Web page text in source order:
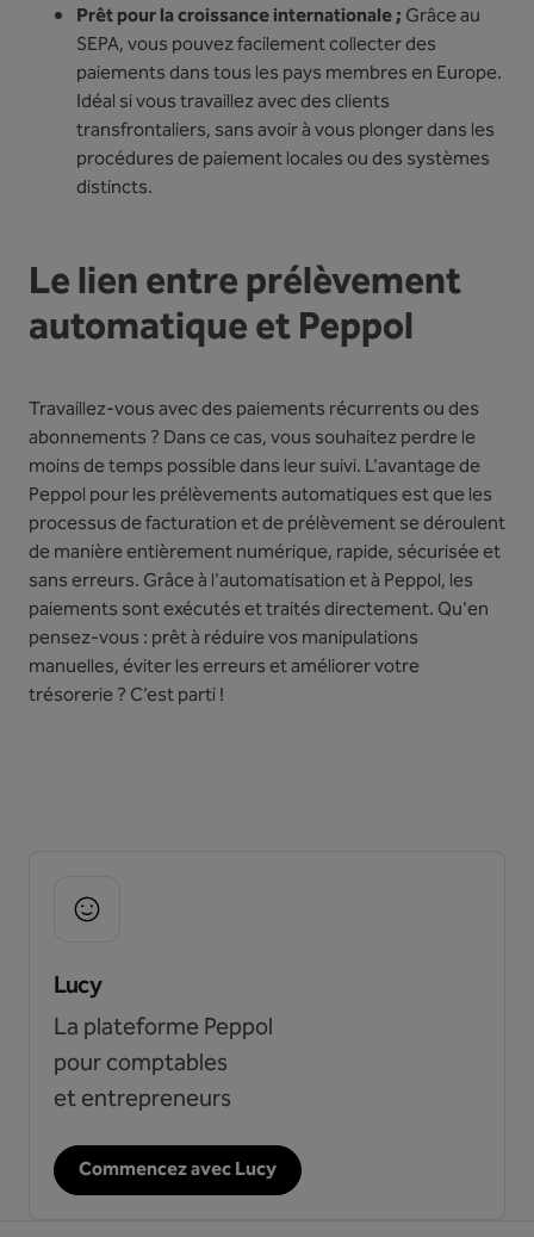
Prêt pour la croissance internationale ; Grâce au
SEPA, vous pouvez facilement collecter des
paiements dans tous les pays membres en Europe.
Idéal si vous travaillez avec des clients
transfrontaliers, sans avoir à vous plonger dans les
procédures de paiement locales ou des systèmes
distincts.
Le lien entre prélèvement
automatique et Peppol
Travaillez-vous avec des paiements récurrents ou des
abonnements ? Dans ce cas, vous souhaitez perdre le
moins de temps possible dans leur suivi. L'avantage de
Peppol pour les prélèvements automatiques est que les
processus de facturation et de prélèvement se déroulent
de manière entièrement numérique, rapide, sécurisée et
sans erreurs. Grâce à l'automatisation et à Peppol, les
paiements sont exécutés et traités directement. Qu'en
pensez-vous : prêt à réduire vos manipulations
manuelles, éviter les erreurs et améliorer votre
trésorerie ? C’est parti !
Lucy
La plateforme Peppol
pour comptables
et entrepreneurs
Commencez avec Lucy